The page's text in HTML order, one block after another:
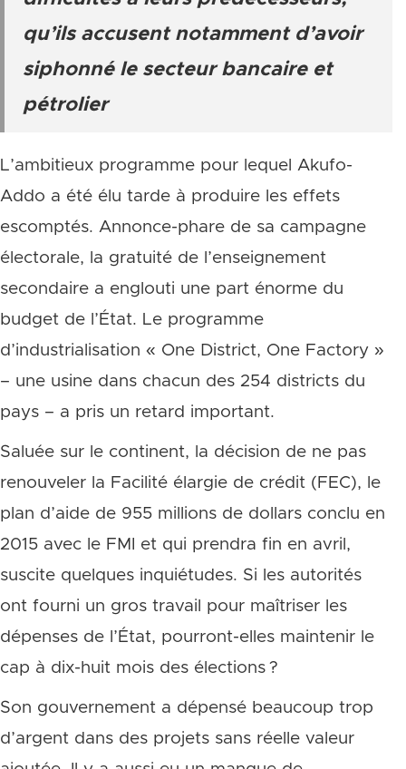
qu’ils accusent notamment d’avoir
siphonné le secteur bancaire et
pétrolier
L’ambitieux programme pour lequel Akufo-
Addo a été élu tarde à produire les effets
escomptés. Annonce-phare de sa campagne
électorale, la gratuité de l’enseignement
secondaire a englouti une part énorme du
budget de l’État. Le programme
d’industrialisation « One District, One Factory »
– une usine dans chacun des 254 districts du
pays – a pris un retard important.
Saluée sur le continent, la décision de ne pas
renouveler la Facilité élargie de crédit (FEC), le
plan d’aide de 955 millions de dollars conclu en
2015 avec le FMI et qui prendra fin en avril,
suscite quelques inquiétudes. Si les autorités
ont fourni un gros travail pour maîtriser les
dépenses de l’État, pourront-elles maintenir le
cap à dix-huit mois des élections ?
Son gouvernement a dépensé beaucoup trop
d’argent dans des projets sans réelle valeur